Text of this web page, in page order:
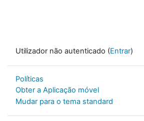
Utilizador não autenticado (Entrar)
Políticas
Obter a Aplicação móvel
Mudar para o tema standard